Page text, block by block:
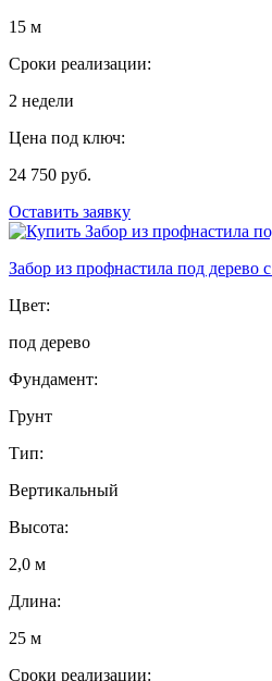
15 м
Сроки реализации:
2 недели
Цена под ключ:
24 750 руб.
Оставить заявку
Забор из профнастила под дерево
Цвет:
под дерево
Фундамент:
Грунт
Тип:
Вертикальный
Высота:
2,0 м
Длина:
25 м
Сроки реализации: